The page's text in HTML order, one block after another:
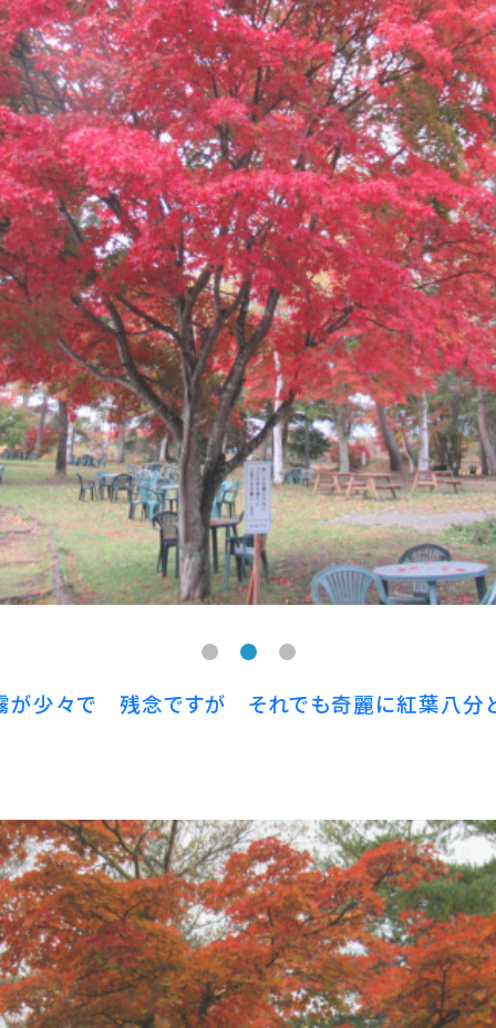
少々で 残念ですが それでも奇麗に紅葉八分と